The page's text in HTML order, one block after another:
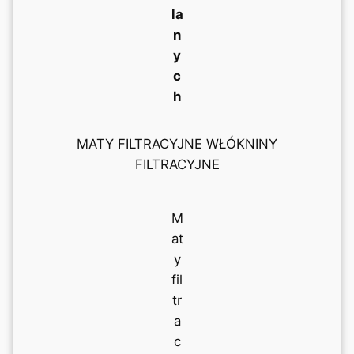
la
n
y
c
h
MATY FILTRACYJNE WŁÓKNINY
FILTRACYJNE
M
at
y
fil
tr
a
c